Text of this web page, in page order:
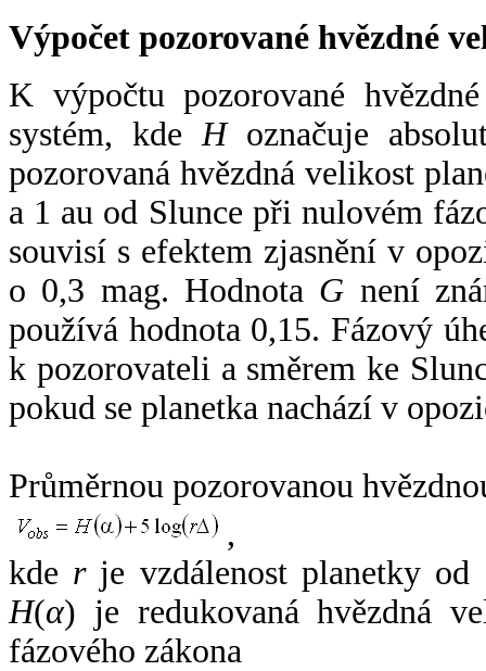
Výpočet pozorované hvězdné
K výpočtu pozorované
systém, kde Hoznačuje
pozorovaná hvězdná velikost
a 1 au od Slunce při nulovém
souvisí s efektem zjasnění v
o 0,3 mag. Hodnota G není
používá hodnota 0,15. Fázový
k pozorovateli a směrem ke
pokud se planetka nachází v
Průměrnou pozorovanou
,
kde rje vzdálenost planetky od
H(α) je redukovaná hvězdná
fázového zákona